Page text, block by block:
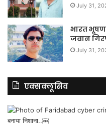
July 31,
भारत भूषण
जवान
July 31,
एक्सक्लूसिव